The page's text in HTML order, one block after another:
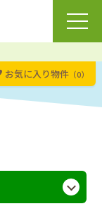
お気に入り物件 （0）